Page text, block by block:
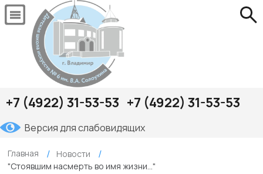
+7 (4922) 31-53-53 +7 (4922) 31-53-53
Версия для слабовидящих
Главная
Новости
"Стоявшим насмерть во имя жизни..."